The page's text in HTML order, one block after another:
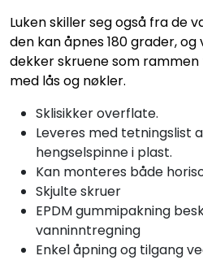
Luken skiller seg også fra de
den kan åpnes 180 grader,
dekker skruene som rammen
med lås og nøkler.
Sklisikker overflate.
Leveres med tetningslist
hengselspinne i plast.
Kan monteres både
Skjulte skruer
EPDM gummipakning
vanninntregning
Enkel åpning og tilgang